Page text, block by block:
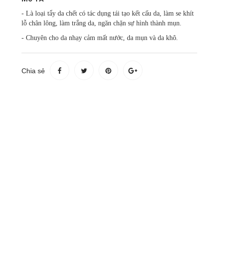
- Là loại tẩy da chết có tác dụng tái tạo kết cấu da, làm se khít
lỗ chân lông, làm trắng da, ngăn chặn sự hình thành mụn.
- Chuyên cho da nhạy cảm mất nước, da mụn và da khô.
Chia sẻ